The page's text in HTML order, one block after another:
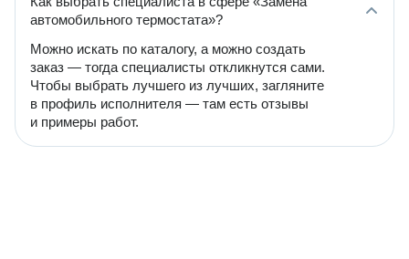
автомобильного термостата»?
Можно искать по каталогу, а можно создать
заказ — тогда специалисты откликнутся сами.
Чтобы выбрать лучшего из лучших, загляните
в профиль исполнителя — там есть отзывы
и примеры работ.